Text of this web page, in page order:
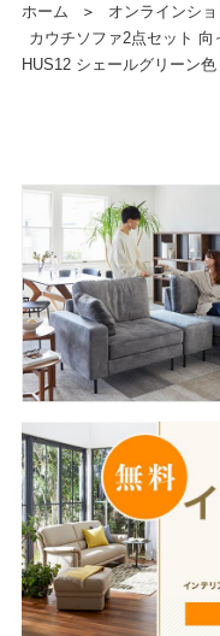
ホーム ＞ オンラインシ
カウチソファ2点セット
HUS12 シェールグリーン色